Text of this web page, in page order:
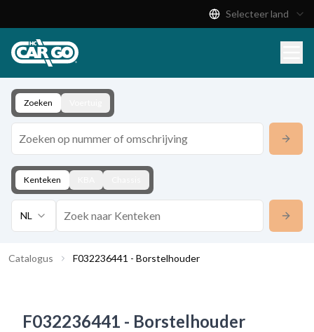
Download
Contact
Selecteer land
Zoeken
Kenteken
NL
Catalogus F032236441 - Borstelhouder
F032236441 - Borstelhouder